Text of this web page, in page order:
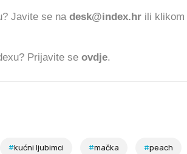
Javite se na desk@index.hr ili klikom
Prijavite se ovdje.
#kućni ljubimci #mačka #peach